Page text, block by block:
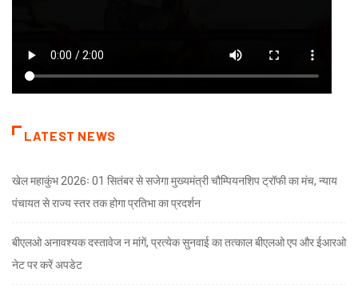
LATEST NEWS
खेल महाकुंभ 2026ः 01 सितंबर से सजेगा मुख्यमंत्री चौम्पियनशिप ट्रॉफी का मंच, न्याय
पंचायत से राज्य स्तर तक होगा प्रतिभा का प्रदर्शन
बीएलओ अनावश्यक दस्तावेज न मांगें, प्रत्येक सुनवाई का तत्काल बीएलओ एप और ईआरओ
नेट पर करें अपडेट